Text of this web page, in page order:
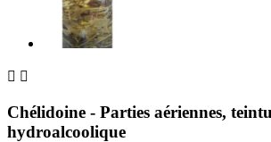
 
Chélidoine - Parties aériennes,
hydroalcoolique